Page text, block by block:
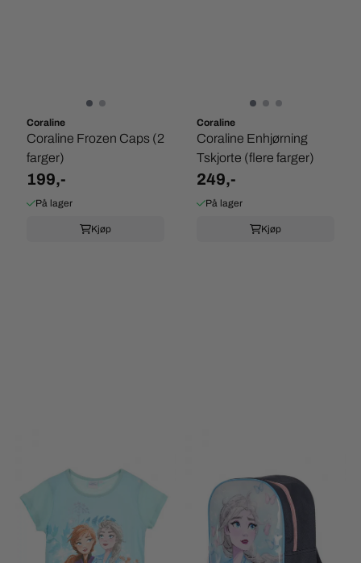
Coraline
Coraline Frozen Caps (2
farger)
199,-
På lager
Kjøp
Coraline
Coraline Enhjørning
Tskjorte (flere farger)
249,-
På lager
Kjøp